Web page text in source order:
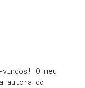
O meu
autora do